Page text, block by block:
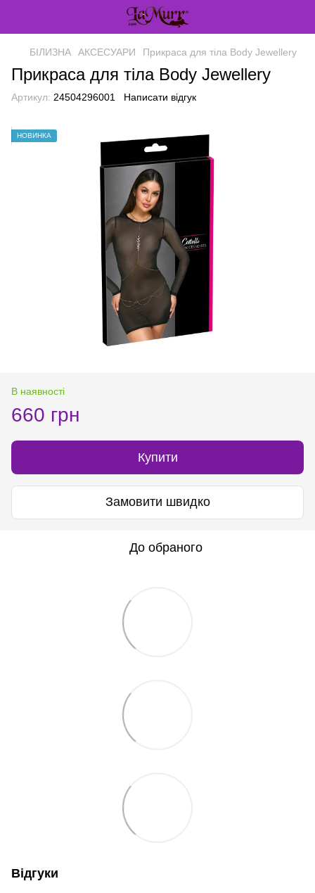
БІЛИЗНА АКСЕСУАРИ Прикраса для тіла Body Jewellery
Прикраса для тіла Body Jewellery
Артикул: 24504296001 Написати відгук
НОВИНКА
В наявності
660 грн
Купити
Замовити швидко
До обраного
Відгуки